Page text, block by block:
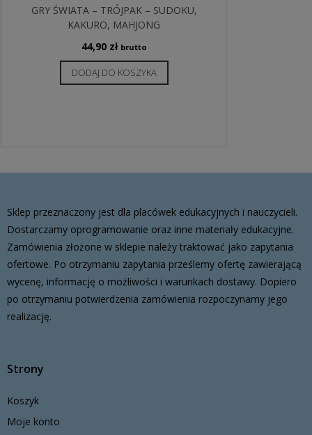
GRY ŚWIATA – TRÓJPAK – SUDOKU,
KAKURO, MAHJONG
44,90 zł brutto
DODAJ DO KOSZYKA
Sklep przeznaczony jest dla placówek edukacyjnych i nauczycieli.
Dostarczamy oprogramowanie oraz inne materiały edukacyjne.
Zamówienia złożone w sklepie należy traktować jako zapytania
ofertowe. Po otrzymaniu zapytania prześlemy ofertę zawierającą
wycenę, informację o możliwości i warunkach dostawy. Dopiero
po otrzymaniu potwierdzenia zamówienia rozpoczynamy jego
realizację.
Strony
Koszyk
Moje konto